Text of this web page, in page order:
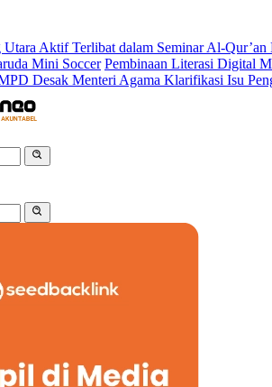
Aktif Terlibat dalam Seminar Al-
Mini Soccer Pembinaan Literasi Digital
Desak Menteri Agama Klarifikasi Isu